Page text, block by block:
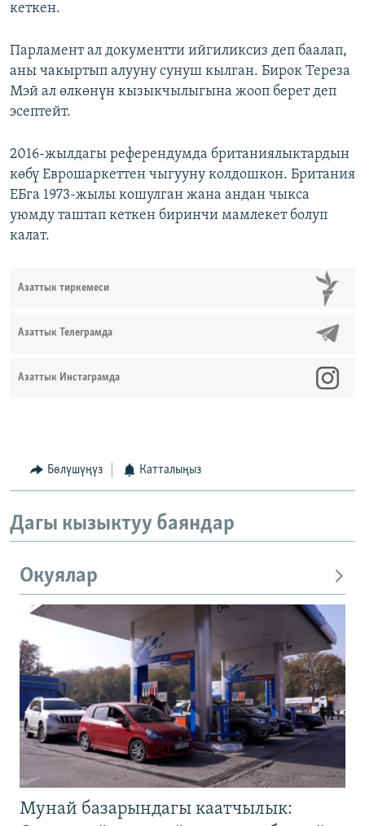
кеткен.
Парламент ал документти ийгиликсиз деп баалап,
аны чакыртып алууну сунуш кылган. Бирок Тереза
Мэй ал өлкөнүн кызыкчылыгына жооп берет деп
эсептейт.
2016-жылдагы референдумда британиялыктардын
көбү Еврошаркеттен чыгууну колдошкон. Британия
ЕБга 1973-жылы кошулган жана андан чыкса
уюмду таштап кеткен биринчи мамлекет болуп
калат.
Азаттык тиркемеси
Азаттык Телеграмда
Азаттык Инстаграмда
Бөлүшүңүз Катталыңыз
Дагы кызыктуу баяндар
Окуялар
Мунай базарындагы каатчылык: